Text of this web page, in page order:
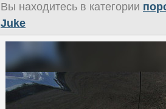
Вы находитесь в категории
Juke